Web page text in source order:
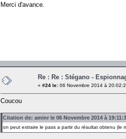
Merci d'avance.
Re : Re : Stégano -
« #24 le: 06 Novembre 2014 à
Coucou
Citation de: aminr le 06 Novembre 2014 à
on peut extraire le pass a partir du résultat obtenu (le